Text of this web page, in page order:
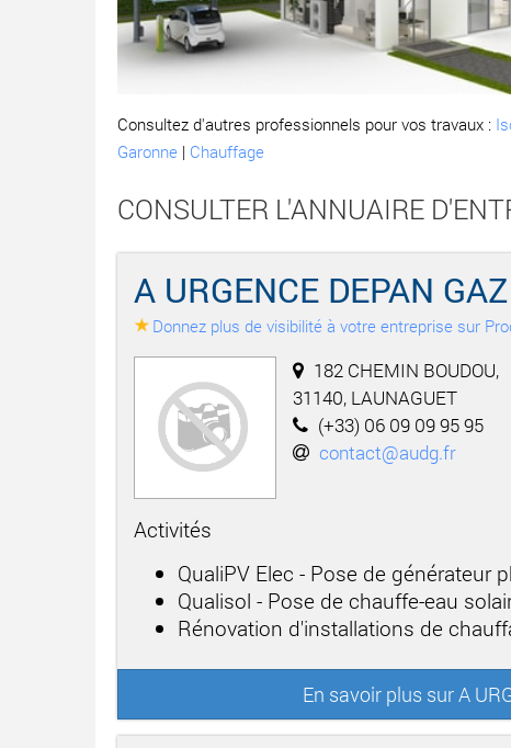
Consultez d'autres professionnels pour vos travaux :
Garonne | Chauffage
CONSULTER L'ANNUAIRE
A URGENCE DEPAN GAZ
Donnez plus de visibilité à votre entreprise sur
182 CHEMIN BOUDOU,
31140, LAUNAGUET
(+33) 06 09 09 95 95
contact@audg.fr
Activités
QualiPV Elec - Pose de générateur
Qualisol - Pose de chauffe-eau
Rénovation d'installations de
En savoir plus sur A